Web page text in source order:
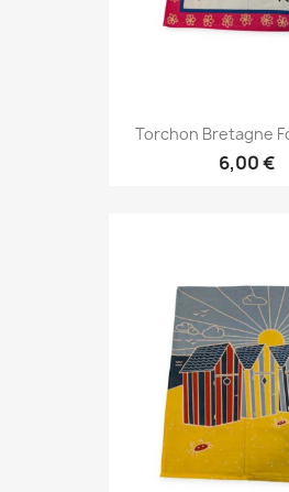
Torchon Bretagne
6,00 €